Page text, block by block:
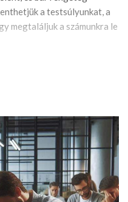
a testsúlyunkat, a
megtaláljuk a számunkra le